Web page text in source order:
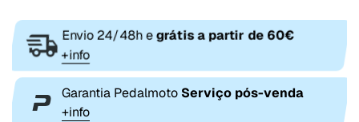
Envio 24/48h egrátis a partir de 60€
+info
Garantia Pedalmoto Serviço pós-venda
+info